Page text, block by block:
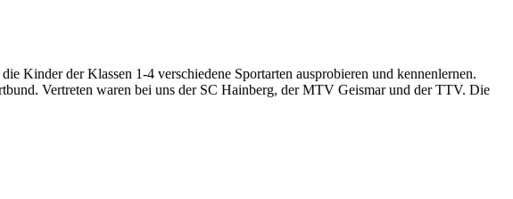
Kinder der Klassen 1-4 verschiedene Sportarten ausprobieren und kennenlernen.
Vertreten waren bei uns der SC Hainberg, der MTV Geismar und der TTV. Die